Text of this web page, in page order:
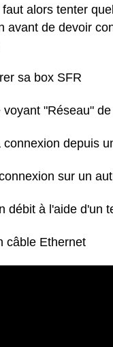
alors tenter
avant de devoir
sa box SFR
voyant "Réseau"
depuis
sur un
débit à l'aide d'un
câble Ethernet